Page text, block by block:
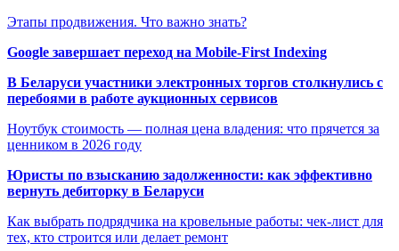
Этапы продвижения. Что важно знать?
Google завершает переход на Mobile-First Indexing
В Беларуси участники электронных торгов столкнулись с
перебоями в работе аукционных сервисов
Ноутбук стоимость — полная цена владения: что прячется за
ценником в 2026 году
Юристы по взысканию задолженности: как эффективно
вернуть дебиторку в Беларуси
Как выбрать подрядчика на кровельные работы: чек-лист для
тех, кто строится или делает ремонт